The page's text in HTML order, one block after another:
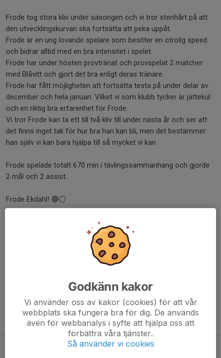
Frode tog stora kliv under säsongen och vi tror stenhårt på att
den utvecklingskurvan ska fortsätta att peka uppåt.
Frode är en ung lovande spelare som besitter en otrolig speed
och bidrar alltid med en bra intensitet i spelet.
Frode har under hösten provtränat och provspelat 2 matcher
med Blåvitt och gjort det bra enligt deras tränare.
Frode har fått möjligheten att fortsätta testa på under delar av
december och hela januari. Vilket vi som klubb tycker är jättekul
och en riktig bra erfarenhet för Frode.
Vi tror Frode kan ta ett till två kliv till under nästa år och ser att
det finns inget tak för hur bra han kan bli, men det bestämmer
han själv vi kan bara hjälpa till så mycket vi kan.
Frode spelade totalt 670 min i tävlingssammanhang och gjorde
2 mål och 2 assist.
Frode Ekdahl! 🔴⚪️
Tidigare nyheter
Vilmer debut på elitnivå!
Godkänn kakor
Vi använder oss av kakor (cookies) för att vår
webbplats ska fungera bra för dig. De används
även för webbanalys i syfte att hjälpa oss att
förbättra våra tjänster.
Så använder vi cookies